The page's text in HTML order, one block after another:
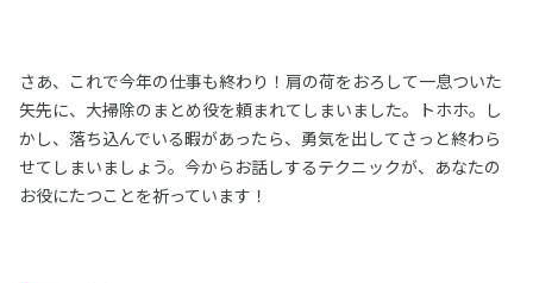
さあ、これで今年の仕事も終わり！肩の荷をおろして一息ついた
矢先に、大掃除のまとめ役を頼まれてしまいました。トホホ。し
かし、落ち込んでいる暇があったら、勇気を出してさっと終わら
せてしまいましょう。今からお話しするテクニックが、あなたの
お役にたつことを祈っています！